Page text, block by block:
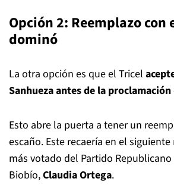
Opción 2: Reemplazo con
dominó
La otra opción es que el Tricel
Sanhueza antes de la
Esto abre la puerta a tener un
escaño. Este recaería en el
más votado del Partido
Biobío,Claudia Ortega.